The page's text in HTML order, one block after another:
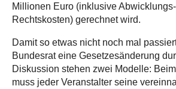
Millionen Euro (inklusive
Rechtskosten) gerechnet wird.
Damit so etwas nicht noch mal
Bundesrat eine Gesetzesänderung
Diskussion stehen zwei Modelle:
muss jeder Veranstalter seine